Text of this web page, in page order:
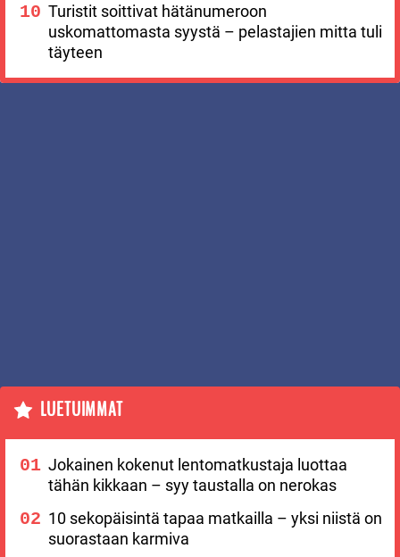
Turistit soittivat hätänumeroon
uskomattomasta syystä – pelastajien mitta tuli
täyteen
LUETUIMMAT
Jokainen kokenut lentomatkustaja luottaa
tähän kikkaan – syy taustalla on nerokas
10 sekopäisintä tapaa matkailla – yksi niistä on
suorastaan karmiva